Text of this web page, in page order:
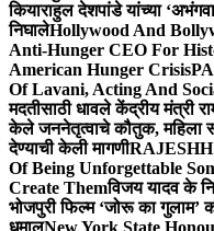
कियाराहुल देशपांडे यांच्या
निघालेHollywood And
Anti-Hunger CEO For
American Hunger Crisis
Of Lavani, Acting And
मदतीसाठी धावले केंद्रीय मंत्री
केले जननेतृत्वाचे कौतुक, महिला
देण्याची केली मागणी
Of Being Unforgettable
Create Themविजय यादव के
भोजपुरी फिल्म ‘जोरू का गुलाम’
धमालNew York State